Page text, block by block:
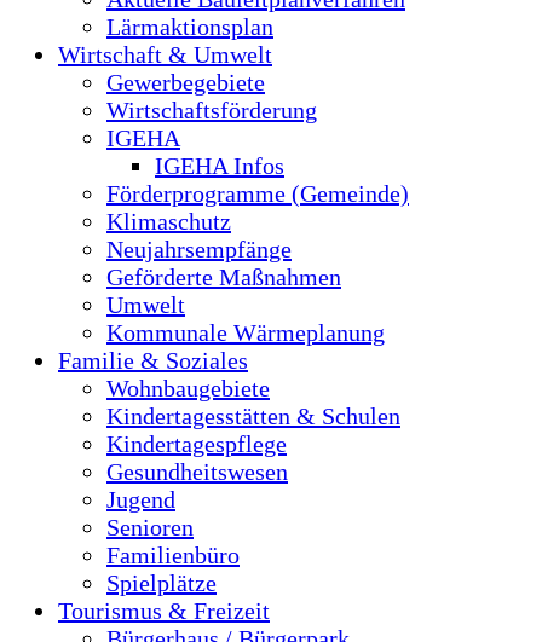
Lärmaktionsplan
Wirtschaft & Umwelt
Gewerbegebiete
Wirtschaftsförderung
IGEHA
IGEHA Infos
Förderprogramme (Gemeinde)
Klimaschutz
Neujahrsempfänge
Geförderte Maßnahmen
Umwelt
Kommunale Wärmeplanung
Familie & Soziales
Wohnbaugebiete
Kindertagesstätten & Schulen
Kindertagespflege
Gesundheitswesen
Jugend
Senioren
Familienbüro
Spielplätze
Tourismus & Freizeit